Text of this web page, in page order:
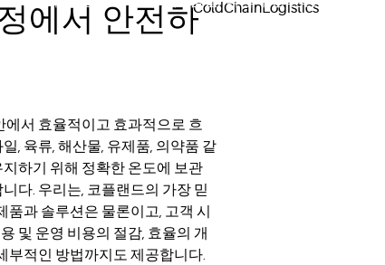
에서 안전하
에서 효율적이고 효과적으로 흐
, 육류, 해산물, 유제품, 의약품 같
하기 위해 정확한 온도에 보관
다. 우리는, 코플랜드의 가장 믿
과 솔루션은 물론이고, 고객 시
및 운영 비용의 절감, 효율의 개
부적인 방법까지도 제공합니다.